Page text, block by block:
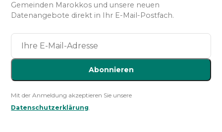
Gemeinden Marokkos und unsere neuen
Datenangebote direkt in Ihr E-Mail-Postfach.
Abonnieren
Mit der Anmeldung akzeptieren Sie unsere
Datenschutzerklärung.